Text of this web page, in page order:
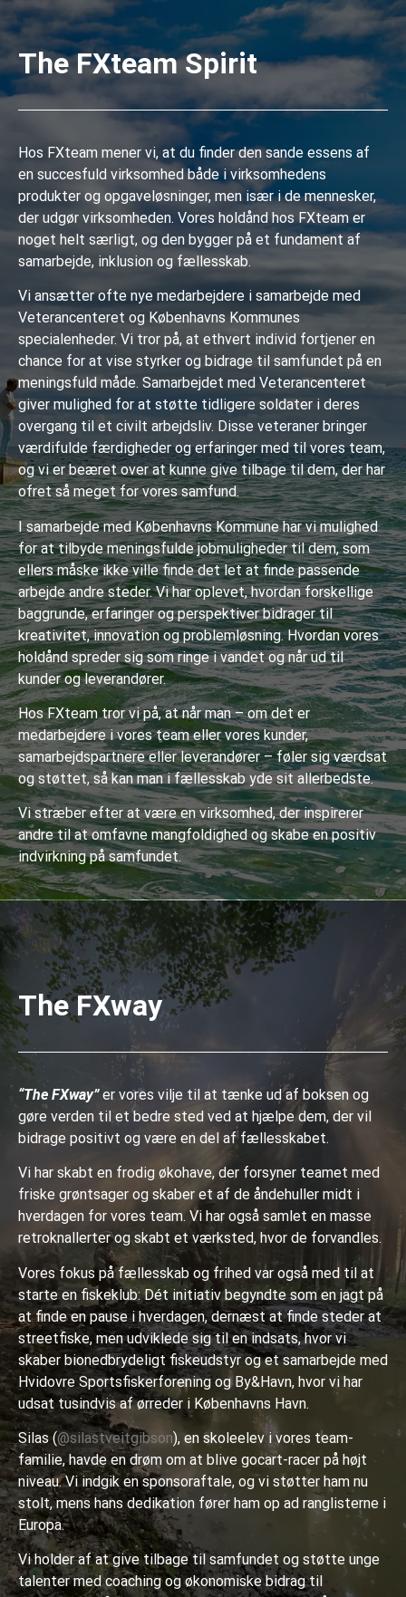
The FXteam Spirit
Hos FXteam mener vi, at du finder den sande essens af
en succesfuld virksomhed både i virksomhedens
produkter og opgaveløsninger, men især i de mennesker,
der udgør virksomheden. Vores holdånd hos FXteam er
noget helt særligt, og den bygger på et fundament af
samarbejde, inklusion og fællesskab.
Vi ansætter ofte nye medarbejdere i samarbejde med
Veterancenteret og Københavns Kommunes
specialenheder. Vi tror på, at ethvert individ fortjener en
chance for at vise styrker og bidrage til samfundet på en
meningsfuld måde. Samarbejdet med Veterancenteret
giver mulighed for at støtte tidligere soldater i deres
overgang til et civilt arbejdsliv. Disse veteraner bringer
værdifulde færdigheder og erfaringer med til vores team,
og vi er beæret over at kunne give tilbage til dem, der har
ofret så meget for vores samfund.
I samarbejde med Københavns Kommune har vi mulighed
for at tilbyde meningsfulde jobmuligheder til dem, som
ellers måske ikke ville finde det let at finde passende
arbejde andre steder. Vi har oplevet, hvordan forskellige
baggrunde, erfaringer og perspektiver bidrager til
kreativitet, innovation og problemløsning. Hvordan vores
holdånd spreder sig som ringe i vandet og når ud til
kunder og leverandører.
Hos FXteam tror vi på, at når man – om det er
medarbejdere i vores team eller vores kunder,
samarbejdspartnere eller leverandører – føler sig værdsat
og støttet, så kan man i fællesskab yde sit allerbedste.
Vi stræber efter at være en virksomhed, der inspirerer
andre til at omfavne mangfoldighed og skabe en positiv
indvirkning på samfundet.
The FXway
“The FXway” er vores vilje til at tænke ud af boksen og
gøre verden til et bedre sted ved at hjælpe dem, der vil
bidrage positivt og være en del af fællesskabet.
Vi har skabt en frodig økohave, der forsyner teamet med
friske grøntsager og skaber et af de åndehuller midt i
hverdagen for vores team. Vi har også samlet en masse
retroknallerter og skabt et værksted, hvor de forvandles.
Vores fokus på fællesskab og frihed var også med til at
starte en fiskeklub: Dét initiativ begyndte som en jagt på
at finde en pause i hverdagen, dernæst at finde steder at
streetfiske, men udviklede sig til en indsats, hvor vi
skaber bionedbrydeligt fiskeudstyr og et samarbejde med
Hvidovre Sportsfiskerforening og By&Havn, hvor vi har
udsat tusindvis af ørreder i Københavns Havn.
Silas (@silastveitgibson), en skoleelev i vores team-
familie, havde en drøm om at blive gocart-racer på højt
niveau. Vi indgik en sponsoraftale, og vi støtter ham nu
stolt, mens hans dedikation fører ham op ad ranglisterne i
Europa.
Vi holder af at give tilbage til samfundet og støtte unge
talenter med coaching og økonomiske bidrag til